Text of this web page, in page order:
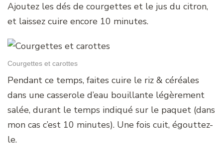
Ajoutez les dés de courgettes et le jus du citron,
et laissez cuire encore 10 minutes.
Courgettes et carottes
Pendant ce temps, faites cuire le riz & céréales
dans une casserole d’eau bouillante légèrement
salée, durant le temps indiqué sur le paquet (dans
mon cas c’est 10 minutes). Une fois cuit, égouttez-
le.